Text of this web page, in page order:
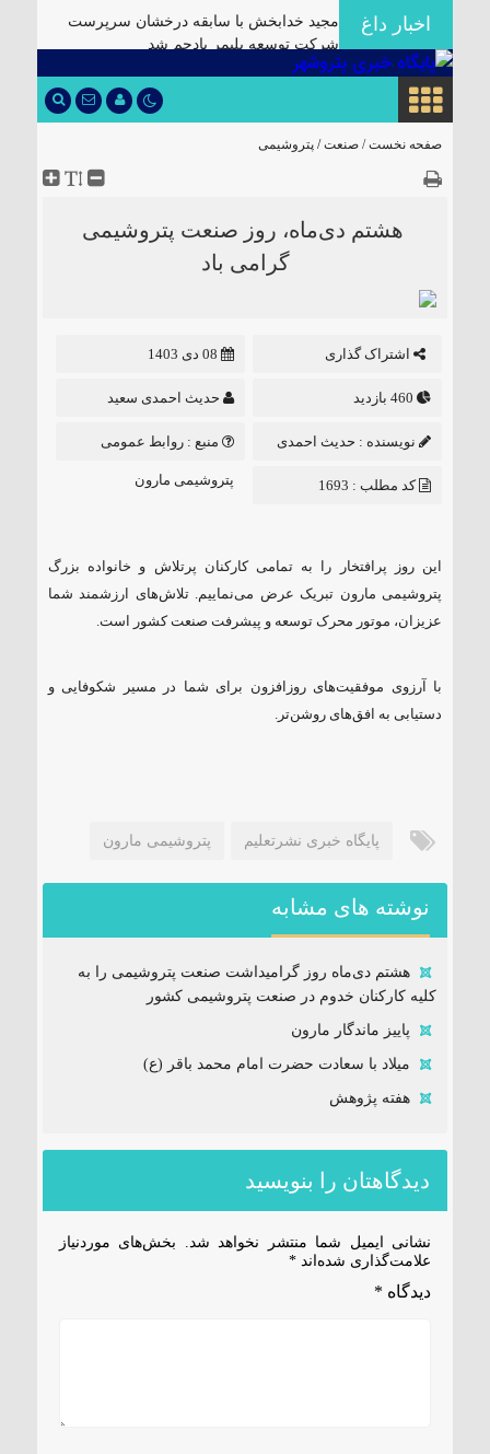
اخبار داغ
مجید خدابخش با سابقه درخشان سرپرست
شرکت توسعه پلیمر پادجم شد
مدیرعامل هلدینگ صباانرژی از مواکب
خدمت‌رسانی به زائران و عزاداران بازدید کرد
انتصاب مدیرعامل جدید شرکت توسعه
توسعه فناوری و افزایش پایداری تولید با اجرای
واحد الفین پتروشیمی مروارید
در پتروشیمی کارون ماهشهر
صفحه نخست / صنعت/ پتروشیمی
هشتم دی‌ماه، روز صنعت پتروشیمی
گرامی باد
اشتراک گذاری 08 دی 1403
حدیث احمدی سعید
نویسنده : حدیث احمدی
سعید
منبع : روابط عمومی
پتروشیمی مارون کد مطلب : 1693
این روز پرافتخار را به تمامی کارکنان پرتلاش و خانواده بزرگ
پتروشیمی مارون تبریک عرض می‌نماییم. تلاش‌های ارزشمند شما
عزیزان، موتور محرک توسعه و پیشرفت صنعت کشور است.
با آرزوی موفقیت‌های روزافزون برای شما در مسیر شکوفایی و
دستیابی به افق‌های روشن‌تر.
پایگاه خبری نشرتعلیم پتروشیمی مارون
نوشته های مشابه
هشتم دی‌ماه روز گرامیداشت صنعت پتروشیمی را به
کلیه کارکنان خدوم در صنعت پتروشیمی کشور
پاییز ماندگار مارون
میلاد با سعادت حضرت امام محمد باقر (ع)
هفته پژوهش
دیدگاهتان را بنویسید
نشانی ایمیل شما منتشر نخواهد شد.
بخش‌های موردنیاز
علامت‌گذاری شده‌اند *
دیدگاه *